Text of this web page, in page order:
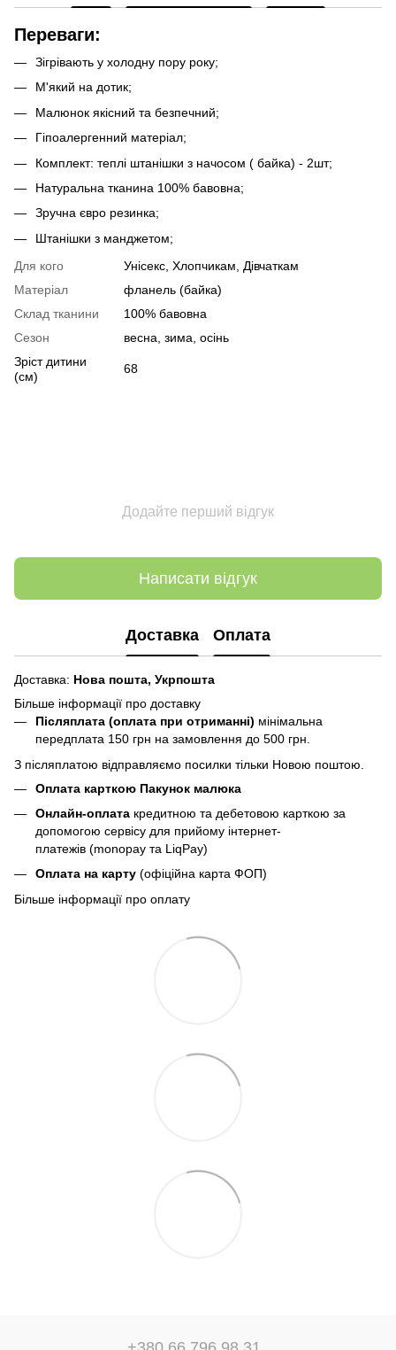
Переваги:
Зігрівають у холодну пору року;
М'який на дотик;
Малюнок якісний та безпечний;
Гіпоалергенний матеріал;
Комплект: теплі штанішки з начосом ( байка) - 2шт;
Натуральна тканина 100% бавовна;
Зручна євро резинка;
Штанішки з манджетом;
Для кого
Унісекс, Хлопчикам, Дівчаткам
Матеріал
фланель (байка)
Склад тканини
100% бавовна
Сезон
весна, зима, осінь
Зріст дитини
(см)
68
Додайте перший відгук
Написати відгук
Доставка Оплата
Доставка: Нова пошта, Укрпошта
Більше інформації про доставку
Післяплата (оплата при отриманні) мінімальна
передплата 150 грн на замовлення до 500 грн.
З післяплатою відправляємо посилки тільки Новою поштою.
Оплата карткою Пакунок малюка
Онлайн-оплата кредитною та дебетовою карткою за
допомогою сервісу для прийому інтернет-
платежів (monopay та LiqPay)
Оплата на карту (офіційна карта ФОП)
Більше інформації про оплату